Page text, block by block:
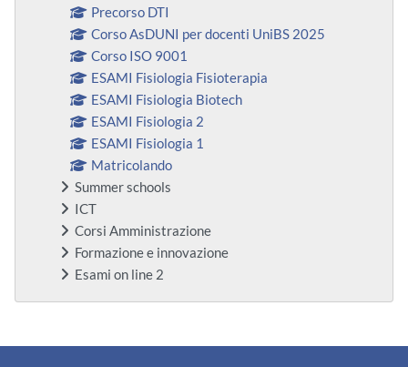
Precorso DTI
Corso AsDUNI per docenti UniBS 2025
Corso ISO 9001
ESAMI Fisiologia Fisioterapia
ESAMI Fisiologia Biotech
ESAMI Fisiologia 2
ESAMI Fisiologia 1
Matricolando
Summer schools
ICT
Corsi Amministrazione
Formazione e innovazione
Esami on line 2
Bloques suplementarios